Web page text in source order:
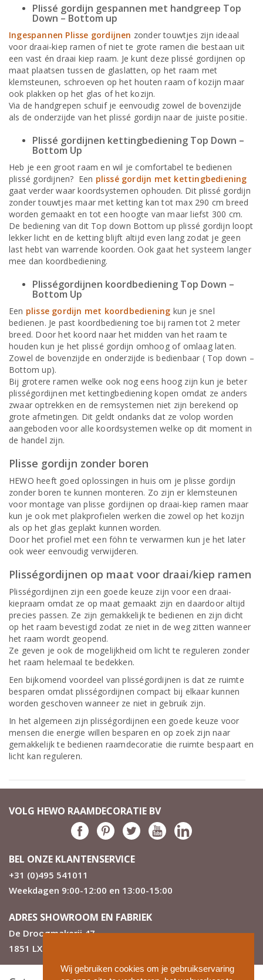
Wij gebruiken cookies om je gebruikservaring
Plissé gordijn gespannen met handgreep Top
Down – Bottom up
Ingespannen Plisse gordijnen zonder touwtjes zijn ideaal
voor draai-kiep ramen of niet te grote ramen die bestaan uit
een vast én draai kiep raam. Je kunt deze plissé gordijnen op
maat plaatsen tussen de glaslatten, op het raam met
klemsteunen, schroeven op het houten raam of kozijn maar
ook plakken op het glas of het kozijn.
Via de handgrepen schuif je eenvoudig zowel de bovenzijde
als de onderzijde van het plissé gordijn naar de juiste positie.
Plissé gordijnen kettingbediening Top Down –
Bottom Up
Heb je een groot raam en wil je comfortabel te bedienen
plissé gordijnen? Een plissé gordijn met kettingbediening
gaat verder waar koordsystemen ophouden. Dit plissé gordijn
zonder touwtjes maar met ketting kan tot max 290 cm breed
worden gemaakt en tot een hoogte van maar liefst 300 cm.
De bediening van dit Top down Bottom up plissé gordijn loopt
lekker licht en de ketting blijft altijd even lang zodat je geen
last hebt van warrende koorden. Ook gaat het systeem langer
mee dan koordbediening.
Plisségordijnen koordbediening Top Down –
Bottom Up
Een plisse gordijn met koordbediening kun je snel
bedienen. Je past koordbediening toe bij ramen tot 2 meter
breed. Door het koord naar het midden van het raam te
houden kun je het plissé gordijn omhoog of omlaag laten.
Zowel de bovenzijde en onderzijde is bedienbaar ( Top down –
Bottom up).
Bij grotere ramen welke ook nog eens hoog zijn kun je beter
plisségordijnen met kettingbediening kopen omdat ze anders
zwaar optrekken en de remsystemen niet zijn berekend op
grote afmetingen. Dit geldt ondanks dat ze volop worden
aangeboden voor alle koordsystemen welke op dit moment in
de handel zijn.
Plisse gordijn zonder boren
HEWO heeft goed oplossingen in huis om je plisse gordijn
zonder boren te kunnen monteren. Zo zijn er klemsteunen
voor montage van plisse gordijnen op draai-kiep ramen maar
kun je ook met plakprofielen werken die zowel op het kozijn
als op het glas geplakt kunnen worden.
Door het profiel met een föhn te verwarmen kun je het later
ook weer eenvoudig verwijderen.
Plisségordijnen op maat voor draai/kiep ramen
Plisségordijnen zijn een goede keuze zijn voor een draai-
kiepraam omdat ze op maat gemaakt zijn en daardoor altijd
precies passen. Ze zijn gemakkelijk te bedienen en zijn dicht
op het raam bevestigd zodat ze niet in de weg zitten wanneer
het raam wordt geopend.
Ze geven je ook de mogelijkheid om licht te reguleren zonder
het raam helemaal te bedekken.
Een bijkomend voordeel van plisségordijnen is dat ze ruimte
besparen omdat plisségordijnen compact bij elkaar kunnen
worden geschoven wanneer ze niet in gebruik zijn.
In het algemeen zijn plisségordijnen een goede keuze voor
mensen die energie willen besparen en op zoek zijn naar
gemakkelijk te bedienen raamdecoratie die ruimte bespaart en
licht kan reguleren.
VOLG HEWO RAAMDECORATIE BV
BEL ONZE KLANTENSERVICE
+31 (0)495 541011
Weekdagen 9:00-12:00 en 13:00-15:00
ADRES SHOWROOM EN FABRIEK
De Droogmakerij 47
1851 LX Heiloo